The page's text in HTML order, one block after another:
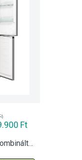
Ft
Gorenje NRK61CS2XL4 kombinált hűtőszekrény